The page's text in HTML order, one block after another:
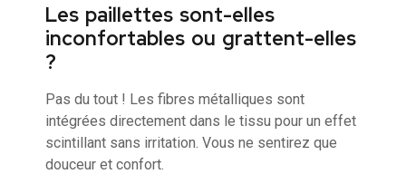
Les paillettes sont-elles
inconfortables ou grattent-elles
?
Pas du tout ! Les fibres métalliques sont
intégrées directement dans le tissu pour un effet
scintillant sans irritation. Vous ne sentirez que
douceur et confort.